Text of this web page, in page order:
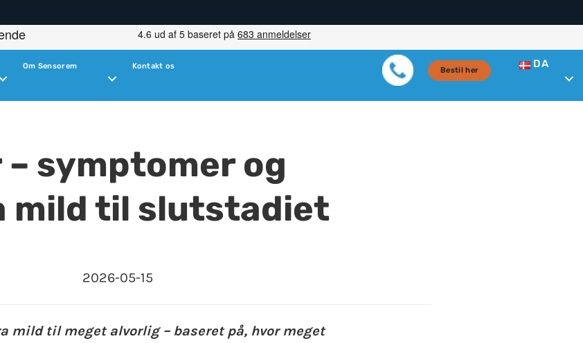
Om Sensorem Kontakt os
Bestil her
DA
– symptomer og
mild til slutstadiet
2026-05-15
mild til meget alvorlig – baseret på, hvor meget